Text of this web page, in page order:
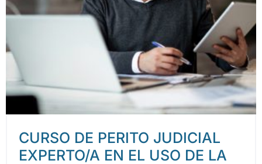
CURSO DE PERITO JUDICIAL
EXPERTO/A EN EL USO DE LA